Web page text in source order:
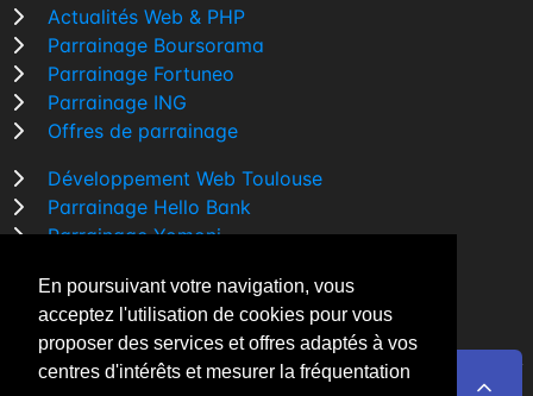
En poursuivant votre navigation, vous
acceptez l'utilisation de cookies pour vous
proposer des services et offres adaptés à vos
centres d'intérêts et mesurer la fréquentation
Actualités Web & PHP
Parrainage Boursorama
Parrainage Fortuneo
Parrainage ING
Offres de parrainage
Développement Web Toulouse
Parrainage Hello Bank
Parrainage Yomoni
Comparatif banque